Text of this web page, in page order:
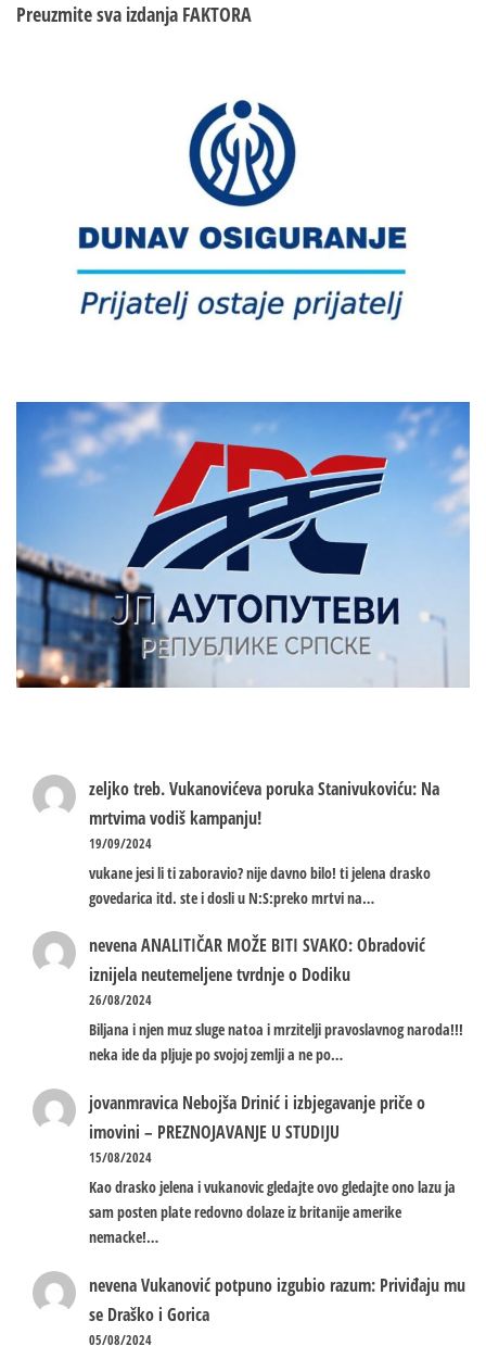
Preuzmite sva izdanja FAKTORA
zeljko treb.Vukanovićeva poruka Stanivukoviću: Na
mrtvima vodiš kampanju!
19/09/2024
vukane jesi li ti zaboravio? nije davno bilo! ti jelena drasko
govedarica itd. ste i dosli u N:S:preko mrtvi na…
nevenaANALITIČAR MOŽE BITI SVAKO: Obradović
iznijela neutemeljene tvrdnje o Dodiku
26/08/2024
Biljana i njen muz sluge natoa i mrzitelji pravoslavnog naroda!!!
neka ide da pljuje po svojoj zemlji a ne po…
jovanmravica Nebojša Drinić i izbjegavanje priče o
imovini – PREZNOJAVANJE U STUDIJU
15/08/2024
Kao drasko jelena i vukanovic gledajte ovo gledajte ono lazu ja
sam posten plate redovno dolaze iz britanije amerike
nemacke!…
nevenaVukanović potpuno izgubio razum: Priviđaju mu
se Draško i Gorica
05/08/2024